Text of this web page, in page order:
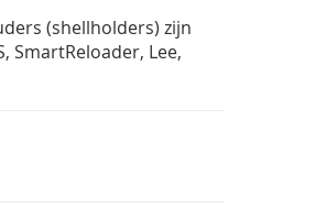
(shellholders) zijn
SmartReloader, Lee,